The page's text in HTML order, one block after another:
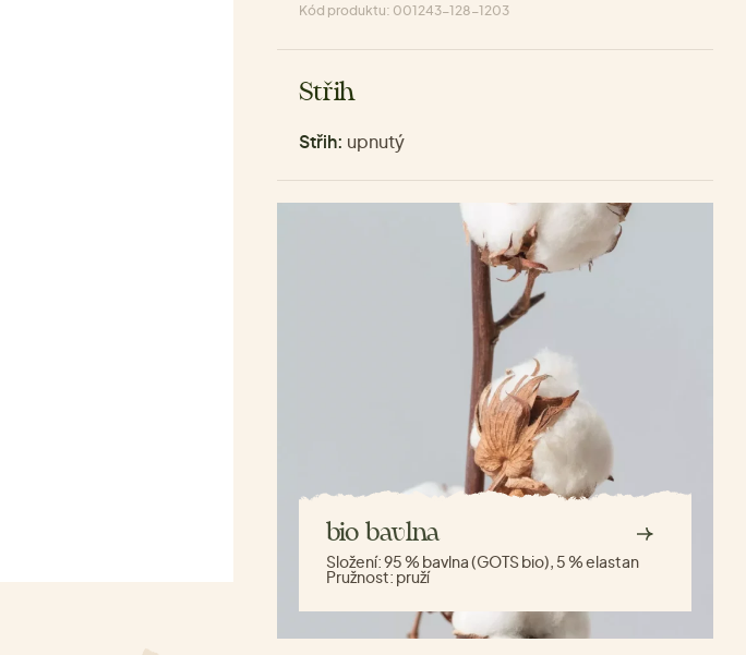
Kód produktu: 001243-128-1203
Střih
Střih: upnutý
bio bavlna
Složení:95 % bavlna (GOTS bio), 5 % elastan
Pružnost: pruží